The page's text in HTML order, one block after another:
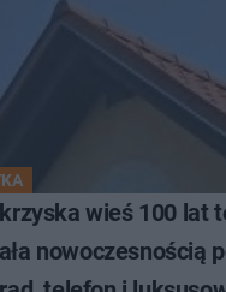
wieś 100 lat
nowoczesnością